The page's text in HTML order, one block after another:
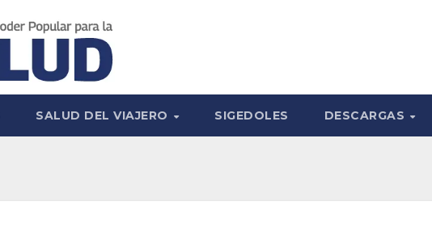
SALUD DEL VIAJERO SIGEDOLES DESCARGAS